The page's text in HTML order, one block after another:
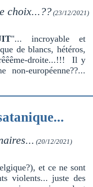
choix...?? (23/12/2021)
"... incroyable et
de blancs, hétéros,
droite...!!! Il y
européenne??...
(20/12/2021)
et ce ne sont
violents... juste des